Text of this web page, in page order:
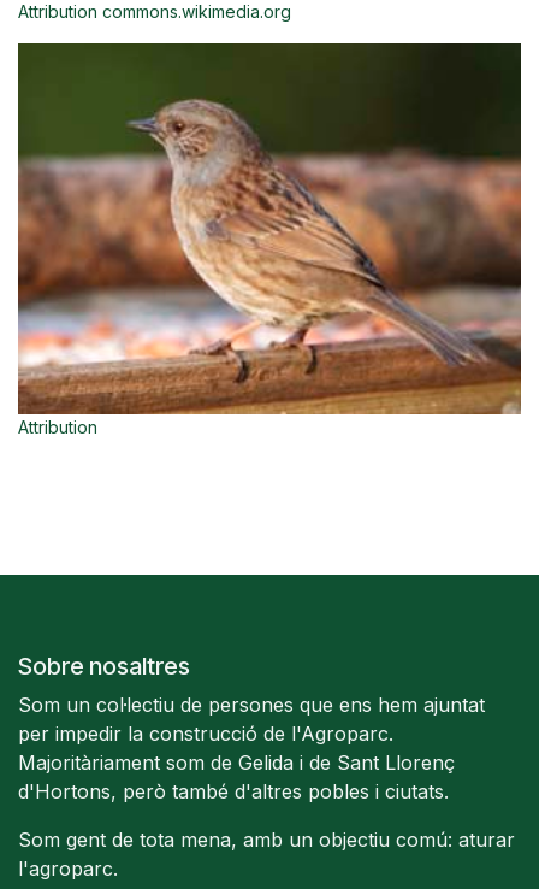
Attribution commons.wikimedia.org
Attribution
Sobre nosaltres
Som un col·lectiu de persones que ens hem ajuntat
per impedir la construcció de l'Agroparc.
Majoritàriament som de Gelida i de Sant Llorenç
d'Hortons, però també d'altres pobles i ciutats.
Som gent de tota mena, amb un objectiu comú: aturar
l'agroparc.